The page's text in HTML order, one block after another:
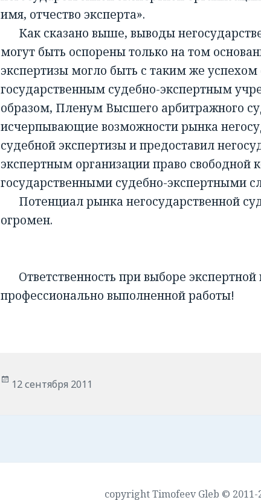
имя, отчество эксперта».
Как сказано выше, выводы
могут быть оспорены только на том
экспертизы могло быть с таким же
государственным судебно-экспертным
образом, Пленум Высшего арбитражного
исчерпывающие возможности рынка
судебной экспертизы и предоставил
экспертным организации право свободной
государственными судебно-экспертными
Потенциал рынка негосударственной
огромен.
Ответственность при выборе экспертной
профессионально выполненной работы!
Опубликовано
12 сентября 2011
copyright Timofeev Gleb © 2011-